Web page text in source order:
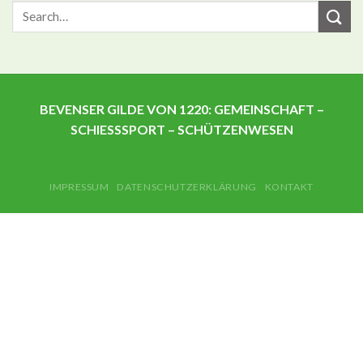
BEVENSER GILDE VON 1220: GEMEINSCHAFT –
SCHIESSSPORT – SCHÜTZENWESEN
IMPRESSUM DATENSCHUTZERKLÄRUNG KONTAKT